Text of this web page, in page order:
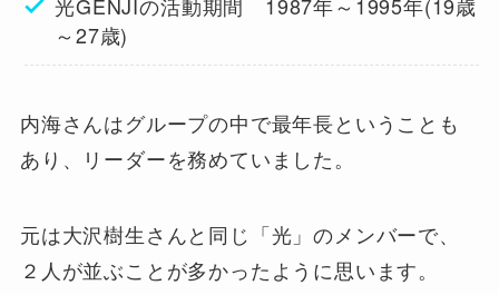
～27歳)
内海さんはグループの中で最年長ということも
あり、リーダーを務めていました。
元は大沢樹生さんと同じ「光」のメンバーで、
２人が並ぶことが多かったように思います。